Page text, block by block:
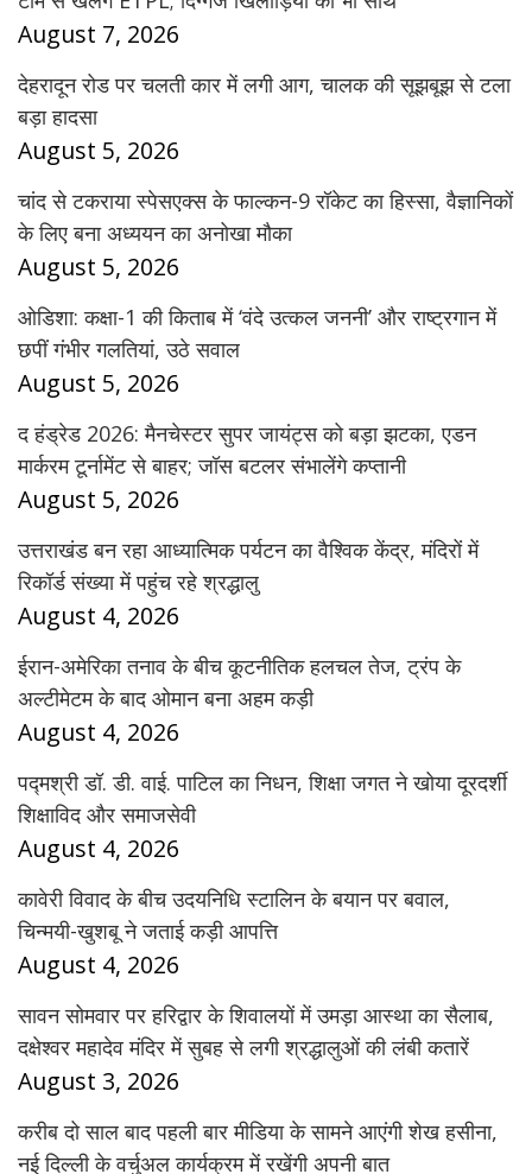
August 7, 2026
देहरादून रोड पर चलती कार में लगी आग, चालक की सूझबूझ से टला
बड़ा हादसा
August 5, 2026
चांद से टकराया स्पेसएक्स के फाल्कन-9 रॉकेट का हिस्सा, वैज्ञानिकों
के लिए बना अध्ययन का अनोखा मौका
August 5, 2026
ओडिशा: कक्षा-1 की किताब में ‘वंदे उत्कल जननी’ और राष्ट्रगान में
छपीं गंभीर गलतियां, उठे सवाल
August 5, 2026
द हंड्रेड 2026: मैनचेस्टर सुपर जायंट्स को बड़ा झटका, एडन
मार्करम टूर्नामेंट से बाहर; जॉस बटलर संभालेंगे कप्तानी
August 5, 2026
उत्तराखंड बन रहा आध्यात्मिक पर्यटन का वैश्विक केंद्र, मंदिरों में
रिकॉर्ड संख्या में पहुंच रहे श्रद्धालु
August 4, 2026
ईरान-अमेरिका तनाव के बीच कूटनीतिक हलचल तेज, ट्रंप के
अल्टीमेटम के बाद ओमान बना अहम कड़ी
August 4, 2026
पद्मश्री डॉ. डी. वाई. पाटिल का निधन, शिक्षा जगत ने खोया दूरदर्शी
शिक्षाविद और समाजसेवी
August 4, 2026
कावेरी विवाद के बीच उदयनिधि स्टालिन के बयान पर बवाल,
चिन्मयी-खुशबू ने जताई कड़ी आपत्ति
August 4, 2026
सावन सोमवार पर हरिद्वार के शिवालयों में उमड़ा आस्था का सैलाब,
दक्षेश्वर महादेव मंदिर में सुबह से लगी श्रद्धालुओं की लंबी कतारें
August 3, 2026
करीब दो साल बाद पहली बार मीडिया के सामने आएंगी शेख हसीना,
नई दिल्ली के वर्चुअल कार्यक्रम में रखेंगी अपनी बात